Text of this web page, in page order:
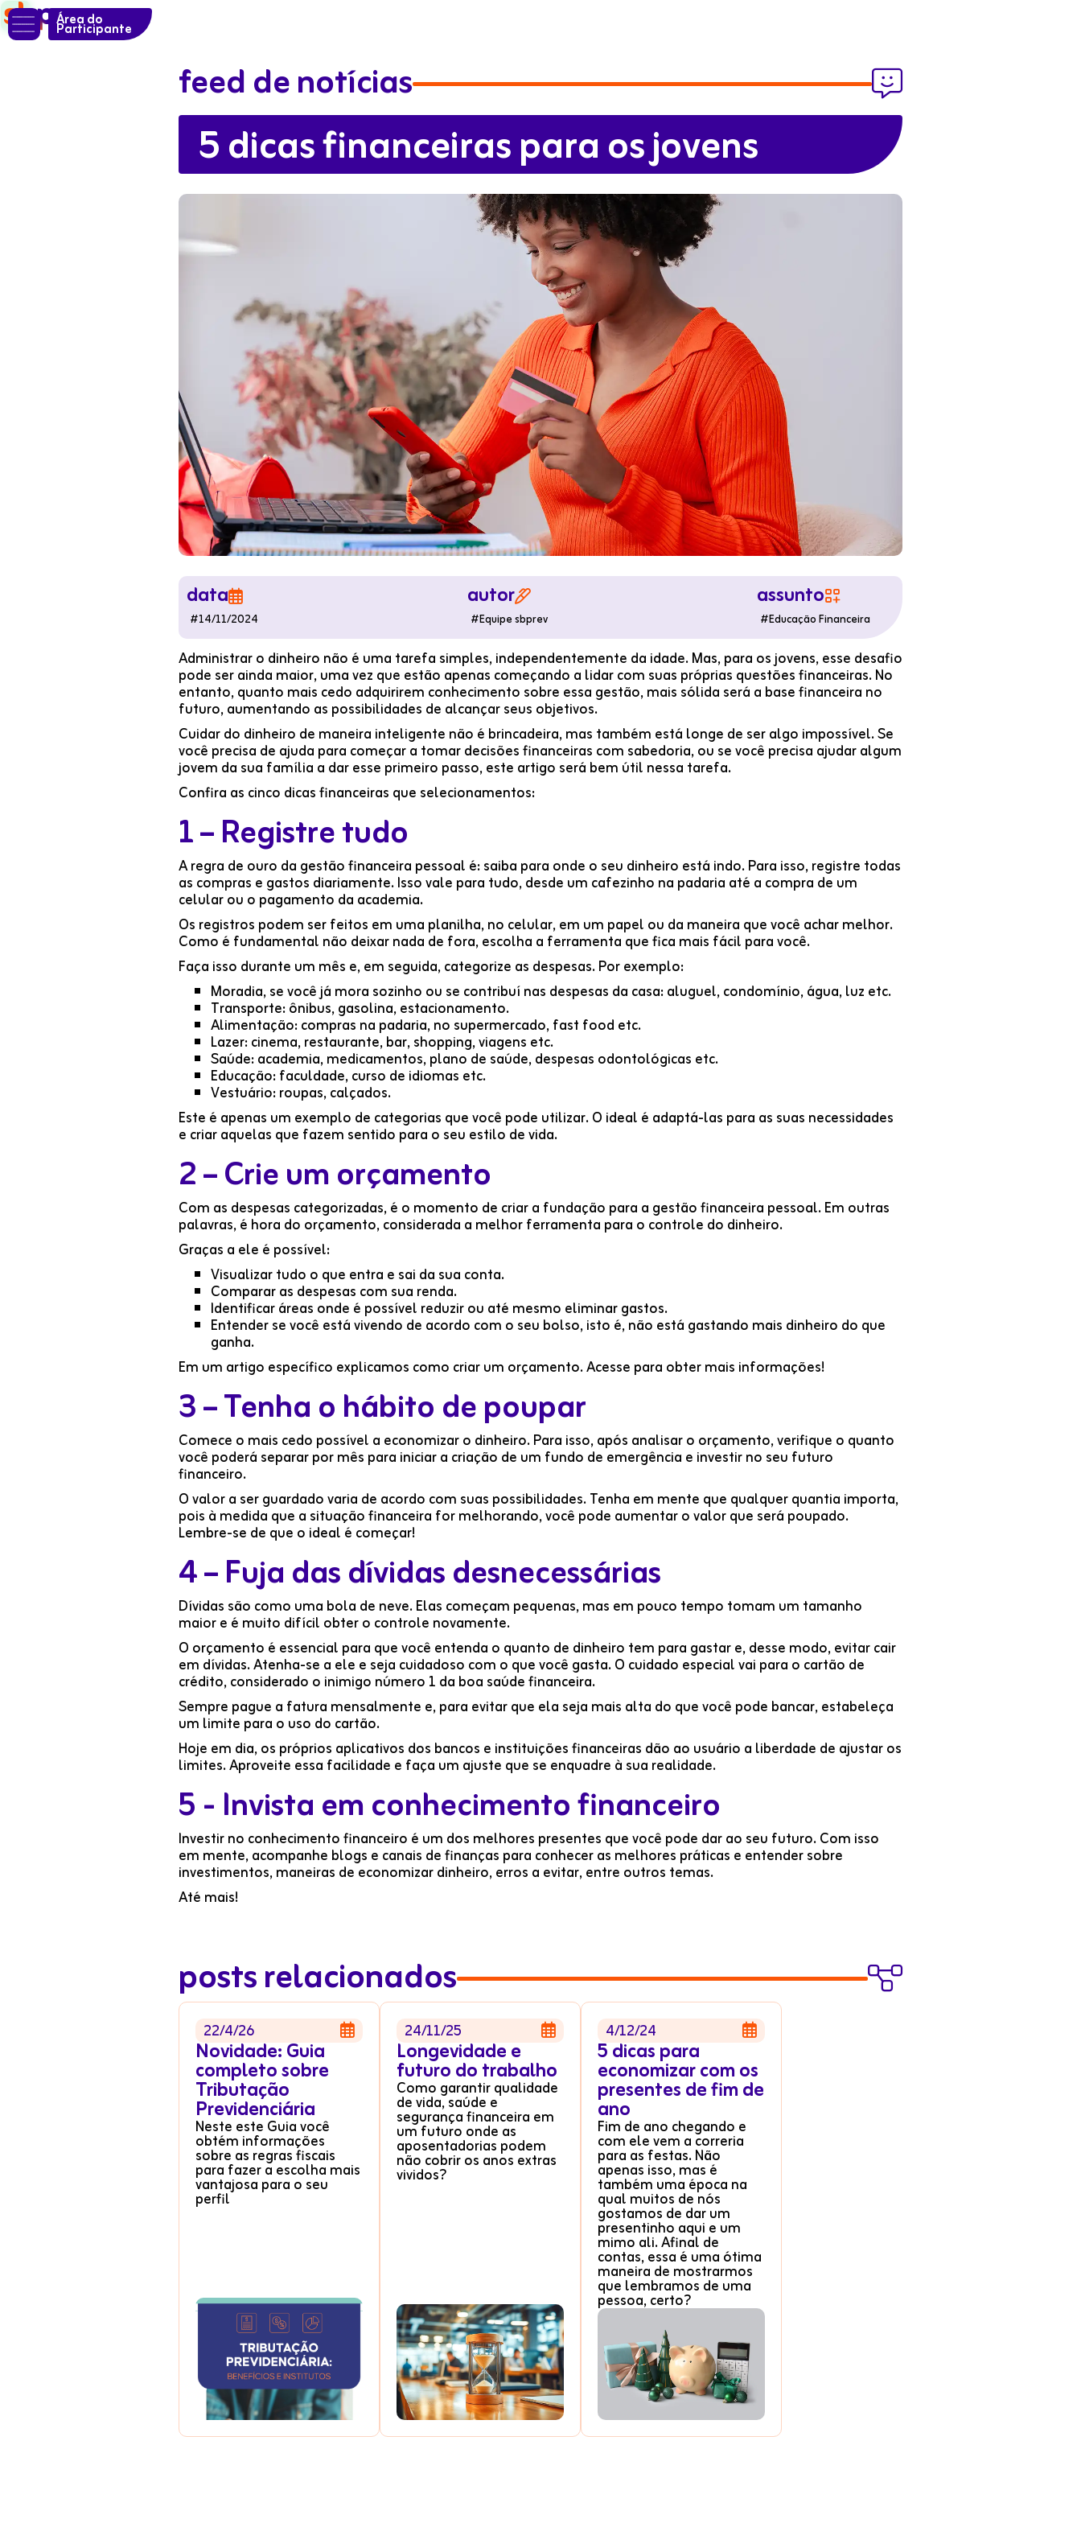
Área do
Participante

feed de notícias 
5 dicas financeiras para os jovens
data
#14/11/2024
autor
#Equipe sbprev
assunto
#Educação Financeira
Administrar o dinheiro não é uma tarefa simples, independentemente da idade. Mas, para os jovens, esse desafio
pode ser ainda maior, uma vez que estão apenas começando a lidar com suas próprias questões financeiras. No
entanto, quanto mais cedo adquirirem conhecimento sobre essa gestão, mais sólida será a base financeira no
futuro, aumentando as possibilidades de alcançar seus objetivos.
Cuidar do dinheiro de maneira inteligente não é brincadeira, mas também está longe de ser algo impossível. Se
você precisa de ajuda para começar a tomar decisões financeiras com sabedoria, ou se você precisa ajudar algum
jovem da sua família a dar esse primeiro passo, este artigo será bem útil nessa tarefa.
Confira as cinco dicas financeiras que selecionamentos:
1 – Registre tudo
A regra de ouro da gestão financeira pessoal é: saiba para onde o seu dinheiro está indo. Para isso, registre todas
as compras e gastos diariamente. Isso vale para tudo, desde um cafezinho na padaria até a compra de um
celular ou o pagamento da academia.
Os registros podem ser feitos em uma planilha, no celular, em um papel ou da maneira que você achar melhor.
Como é fundamental não deixar nada de fora, escolha a ferramenta que fica mais fácil para você.
Faça isso durante um mês e, em seguida, categorize as despesas. Por exemplo:
Moradia, se você já mora sozinho ou se contribuí nas despesas da casa: aluguel, condomínio, água, luz etc.
Transporte: ônibus, gasolina, estacionamento.
Alimentação: compras na padaria, no supermercado, fast food etc.
Lazer: cinema, restaurante, bar, shopping, viagens etc.
Saúde: academia, medicamentos, plano de saúde, despesas odontológicas etc.
Educação: faculdade, curso de idiomas etc.
Vestuário: roupas, calçados.
Este é apenas um exemplo de categorias que você pode utilizar. O ideal é adaptá-las para as suas necessidades
e criar aquelas que fazem sentido para o seu estilo de vida.
2 – Crie um orçamento
Com as despesas categorizadas, é o momento de criar a fundação para a gestão financeira pessoal. Em outras
palavras, é hora do orçamento, considerada a melhor ferramenta para o controle do dinheiro.
Graças a ele é possível:
Visualizar tudo o que entra e sai da sua conta.
Comparar as despesas com sua renda.
Identificar áreas onde é possível reduzir ou até mesmo eliminar gastos.
Entender se você está vivendo de acordo com o seu bolso, isto é, não está gastando mais dinheiro do que
ganha.
Em um artigo específico explicamos como criar um orçamento. Acesse para obter mais informações!
3 – Tenha o hábito de poupar
Comece o mais cedo possível a economizar o dinheiro. Para isso, após analisar o orçamento, verifique o quanto
você poderá separar por mês para iniciar a criação de um fundo de emergência e investir no seu futuro
financeiro.
O valor a ser guardado varia de acordo com suas possibilidades. Tenha em mente que qualquer quantia importa,
pois à medida que a situação financeira for melhorando, você pode aumentar o valor que será poupado.
Lembre-se de que o ideal é começar!
4 – Fuja das dívidas desnecessárias
Dívidas são como uma bola de neve. Elas começam pequenas, mas em pouco tempo tomam um tamanho
maior e é muito difícil obter o controle novamente.
O orçamento é essencial para que você entenda o quanto de dinheiro tem para gastar e, desse modo, evitar cair
em dívidas. Atenha-se a ele e seja cuidadoso com o que você gasta. O cuidado especial vai para o cartão de
crédito, considerado o inimigo número 1 da boa saúde financeira.
Sempre pague a fatura mensalmente e, para evitar que ela seja mais alta do que você pode bancar, estabeleça
um limite para o uso do cartão.
Hoje em dia, os próprios aplicativos dos bancos e instituições financeiras dão ao usuário a liberdade de ajustar os
limites. Aproveite essa facilidade e faça um ajuste que se enquadre à sua realidade.
5 - Invista em conhecimento financeiro
Investir no conhecimento financeiro é um dos melhores presentes que você pode dar ao seu futuro. Com isso
em mente, acompanhe blogs e canais de finanças para conhecer as melhores práticas e entender sobre
investimentos, maneiras de economizar dinheiro, erros a evitar, entre outros temas.
Até mais!
posts relacionados 
22/4/26 
Novidade: Guia
completo sobre
Tributação
Previdenciária
Neste este Guia você
obtém informações
sobre as regras fiscais
para fazer a escolha mais
vantajosa para o seu
perfil
24/11/25 
Longevidade e
futuro do trabalho
Como garantir qualidade
de vida, saúde e
segurança financeira em
um futuro onde as
aposentadorias podem
não cobrir os anos extras
vividos?
4/12/24 
5 dicas para
economizar com os
presentes de fim de
ano
Fim de ano chegando e
com ele vem a correria
para as festas. Não
apenas isso, mas é
também uma época na
qual muitos de nós
gostamos de dar um
presentinho aqui e um
mimo ali. Afinal de
contas, essa é uma ótima
maneira de mostrarmos
que lembramos de uma
pessoa, certo?